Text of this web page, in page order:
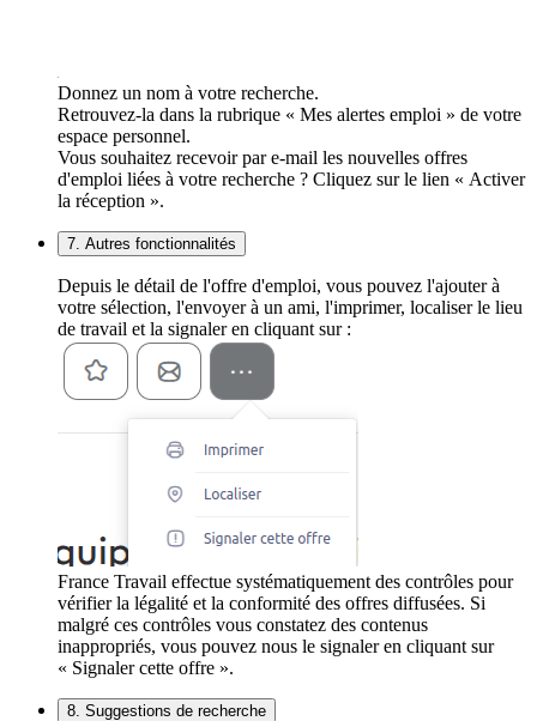
Donnez un nom à votre recherche.
Retrouvez-la dans la rubrique « Mes alertes emploi » de votre
espace personnel.
Vous souhaitez recevoir par e-mail les nouvelles offres
d'emploi liées à votre recherche ? Cliquez sur le lien « Activer
la réception ».
7. Autres fonctionnalités
Depuis le détail de l'offre d'emploi, vous pouvez l'ajouter à
votre sélection, l'envoyer à un ami, l'imprimer, localiser le lieu
de travail et la signaler en cliquant sur :
France Travail effectue systématiquement des contrôles pour
vérifier la légalité et la conformité des offres diffusées. Si
malgré ces contrôles vous constatez des contenus
inappropriés, vous pouvez nous le signaler en cliquant sur
« Signaler cette offre ».
8. Suggestions de recherche